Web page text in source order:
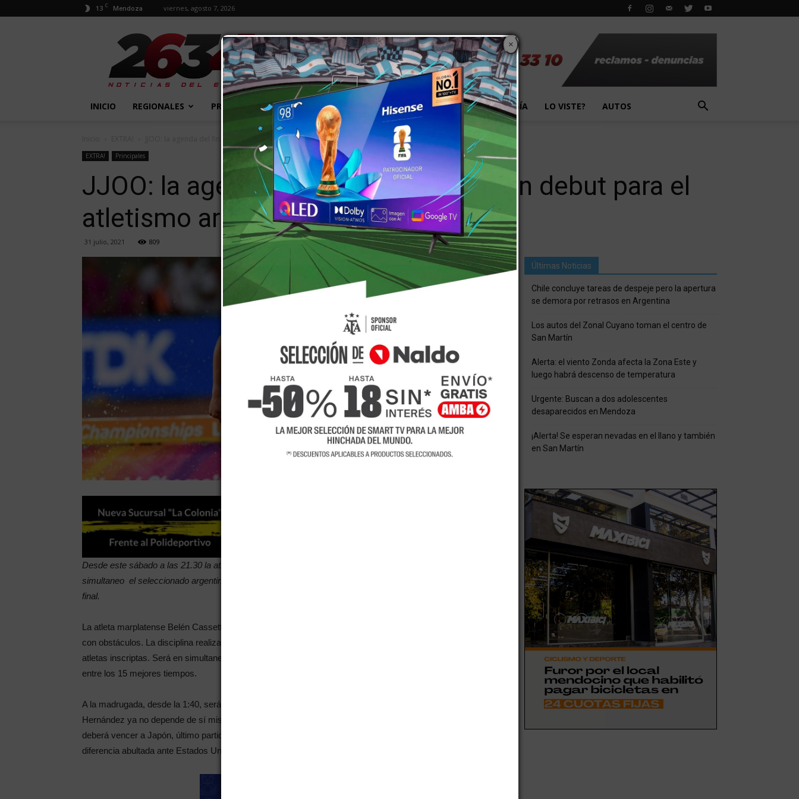
13 C Mendoza viernes, agosto 7, 2026
2634
Diario
INICIO REGIONALES PROVINCIALES EXTRA! MUNDO PAÍS EVENTOS TECNOLOGÍA LO VISTE? AUTOS
JJOO: la agenda del fin de semana con debut para el atletismo...
EXTRA! Principales
JJOO: la agenda del fin de semana con debut para el
atletismo argentino.
31 julio, 2021 809
Desde este sábado a las 21.30 la atleta Belén Casseta debutará en los Juegos olímpicos. También, en
simultaneo el seleccionado argentino de hockey masculino, se medirá ante Alemania por los cuartos de
final.
La atleta marplatense Belén Cassetta, estará debutado en la cita olímpica compitiendo por los 3 mil metros
con obstáculos. La disciplina realizará tres series en el estadio Olímpico de la capital japonesa. con 43
atletas inscriptas. Será en simultaneo al partido de Los Leones. Para acceder a la final la deberá ubicarse
entre los 15 mejores tiempos.
A la madrugada, desde la 1:40, será el turno del básquet masculino. El combinado dirigido por Sergio
Hernández ya no depende de sí mismo para avanzar de fase. Para avanzar a cuartos de final, Argetnina
deberá vencer a Japón, último partido de la fase de grupos, y esperar que República Checa pierda por una
diferencia abultada ante Estados Unidos, última fecha del grupo A.
×
Últimas Noticias
Chile concluye tareas de despeje pero la apertura
se demora por retrasos en Argentina
Los autos del Zonal Cuyano toman el centro de
San Martín
Alerta: el viento Zonda afecta la Zona Este y
luego habrá descenso de temperatura
Urgente: Buscan a dos adolescentes
desaparecidos en Mendoza
¡Alerta! Se esperan nevadas en el llano y también
en San Martín